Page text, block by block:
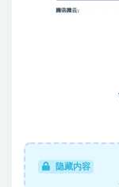
隐藏内容